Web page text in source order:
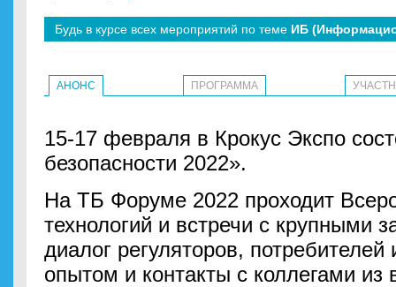
Будь в курсе всех мероприятий по теме ИБ
АНОНС ПРОГРАММА
15-17 февраля в Крокус Экспо
безопасности 2022».
На ТБ Форуме 2022 проходит
технологий и встречи с крупными
диалог регуляторов,
опытом и контакты с коллегами из